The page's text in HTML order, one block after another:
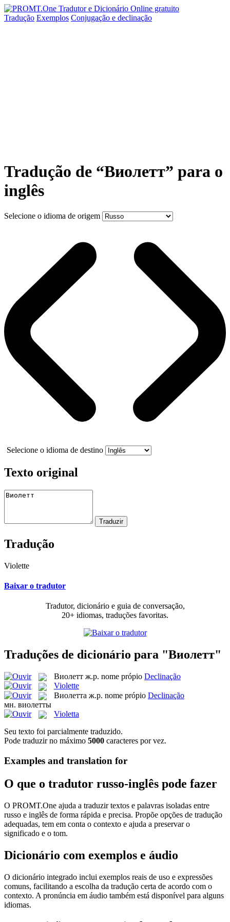
Tradução Exemplos Conjugação e declinação
Tradução de “Виолетт” para o
inglês
Selecione o idioma de origem
Selecione o idioma de destino
Texto original
Tradução
Violette
Baixar o tradutor
Tradutor, dicionário e guia de conversação,
20+ idiomas, traduções favoritas.
Traduções de dicionário para "Виолетт"
Виолетт ж.р. nome própio Declinação
Violette
Виолетта ж.р. nome própio Declinação
мн. виолетты
Violetta
Seu texto foi parcialmente traduzido.
Pode traduzir no máximo 5000 caracteres por vez.
Examples and translation for
O que o tradutor russo-inglês pode fazer
O PROMT.One ajuda a traduzir textos e palavras isoladas entre
russo e inglês de forma rápida e precisa. Propõe opções de tradução
adequadas, tem em conta o contexto e ajuda a preservar o
significado e o tom.
Dicionário com exemplos e áudio
O dicionário integrado inclui exemplos reais de uso e expressões
comuns, facilitando a escolha da tradução certa de acordo com o
contexto. A pronúncia em áudio também está disponível para alguns
idiomas.